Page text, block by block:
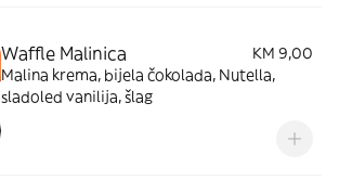
Waffle Malinica
KM 9,00
Malina krema, bijela čokolada, Nutella,
sladoled vanilija, šlag